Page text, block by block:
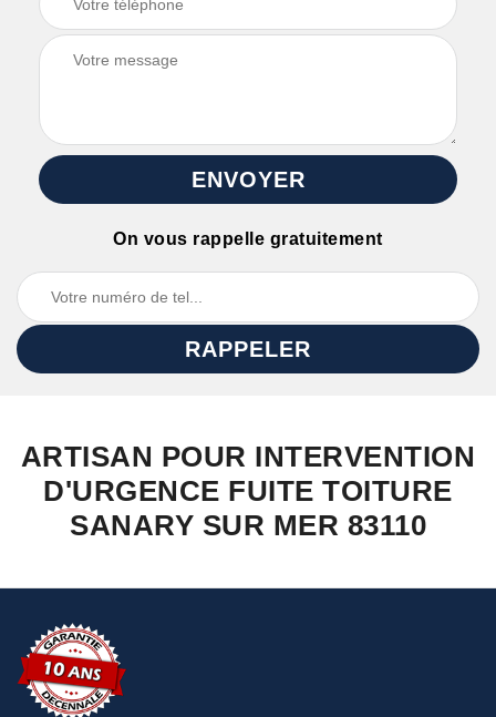
On vous rappelle gratuitement
ARTISAN POUR INTERVENTION
D'URGENCE FUITE TOITURE
SANARY SUR MER 83110